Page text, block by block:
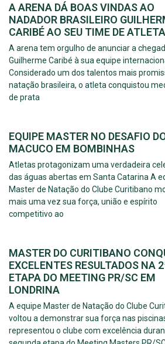
A ARENA DÁ BOAS VINDAS AO
NADADOR BRASILEIRO
CARIBÉ AO SEU TIME DE
A arena tem orgulho de anunciar a
Guilherme Caribé à sua equipe
Considerado um dos talentos mais
natação brasileira, o atleta conquistou
de prata
EQUIPE MASTER NO DESAFIO
MACUCO EM BOMBINHAS
Atletas protagonizam uma verdadeira
das águas abertas em Santa Catarina A
Master de Natação do Clube Curitibano
mais uma vez sua força, união e espírito
competitivo ao
MASTER DO CURITIBANO
EXCELENTES RESULTADOS NA
ETAPA DO MEETING PR/SC EM
LONDRINA
A equipe Master de Natação do Clube
voltou a demonstrar sua força nas
representou o clube com excelência